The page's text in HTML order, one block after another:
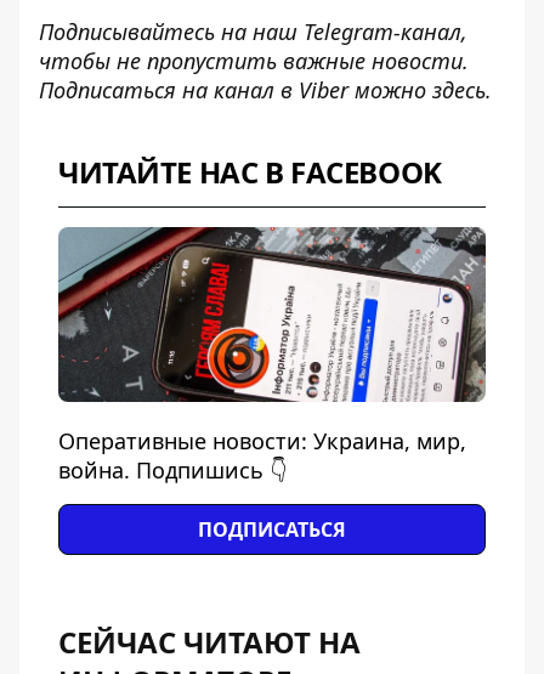
Подписывайтесь на наш Telegram-канал,
чтобы не пропустить важные новости.
Подписаться на канал в Viber можно здесь.
ЧИТАЙТЕ НАС В FACEBOOK
Оперативные новости: Украина, мир,
война. Подпишись 👇
ПОДПИСАТЬСЯ
СЕЙЧАС ЧИТАЮТ НА